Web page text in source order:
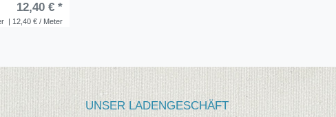
| 12,40 € / Meter
12,40 € *
UNSER LADENGESCHÄFT